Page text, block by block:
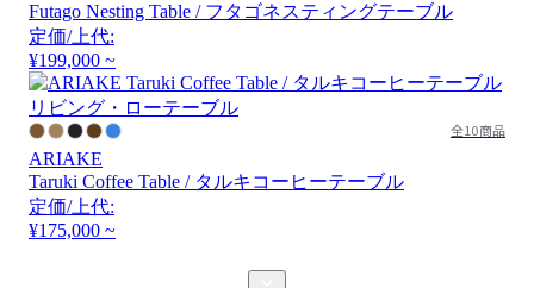
Futago Nesting Table / フタゴネスティングテーブル
定価/上代:
¥199,000 ~
全10商品
ARIAKE
Taruki Coffee Table / タルキコーヒーテーブル
定価/上代:
¥175,000 ~